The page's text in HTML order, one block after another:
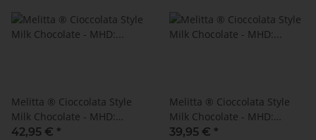
Melitta ® Cioccolata Style
Milk Chocolate - MHD:
30.04.2026 !! (100 x 30 g)
42,95 € *
Melitta ® Cioccolata Style
Milk Chocolate - MHD:
30.09.2025 !! (100 x 30 g)
39,95 € *